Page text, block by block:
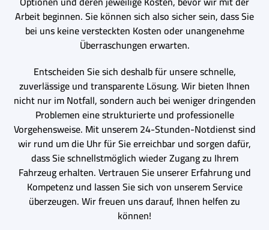
Arbeit beginnen. Sie können sich also sicher sein, dass Sie
bei uns keine versteckten Kosten oder unangenehme
Überraschungen erwarten.
Entscheiden Sie sich deshalb für unsere schnelle,
zuverlässige und transparente Lösung. Wir bieten Ihnen
nicht nur im Notfall, sondern auch bei weniger dringenden
Problemen eine strukturierte und professionelle
Vorgehensweise. Mit unserem 24-Stunden-Notdienst sind
wir rund um die Uhr für Sie erreichbar und sorgen dafür,
dass Sie schnellstmöglich wieder Zugang zu Ihrem
Fahrzeug erhalten. Vertrauen Sie unserer Erfahrung und
Kompetenz und lassen Sie sich von unserem Service
überzeugen. Wir freuen uns darauf, Ihnen helfen zu
können!